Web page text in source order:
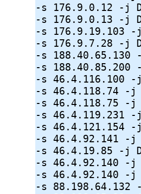
-s 176.9.0.12 -j
-s 176.9.0.13 -j
-s 176.9.19.103 -j
-s 176.9.7.28 -j
-s 188.40.65.130 -
-s 188.40.85.200 -
-s 46.4.116.100 -j
-s 46.4.118.74 -j
-s 46.4.118.75 -j
-s 46.4.119.231 -j
-s 46.4.121.154 -j
-s 46.4.92.141 -j
-s 46.4.19.85 -j
-s 46.4.92.140 -j
-s 46.4.92.140 -j
-s 88.198.64.132 -